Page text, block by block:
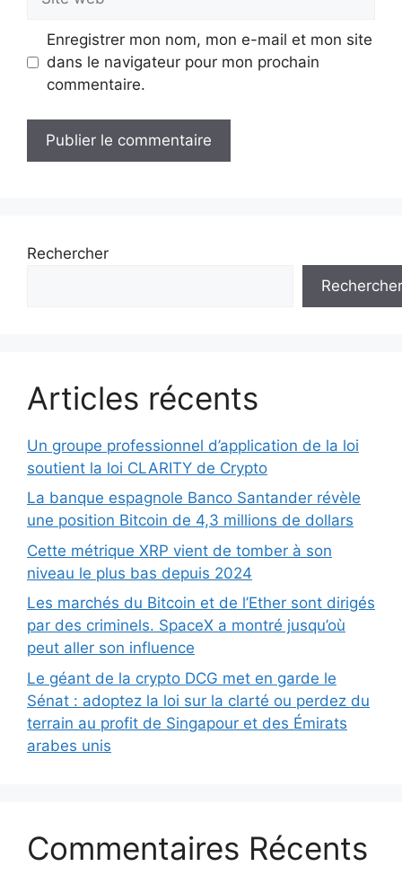
web
Enregistrer mon nom, mon e-mail et mon site
dans le navigateur pour mon prochain
commentaire.
Rechercher
Rechercher
Articles récents
Un groupe professionnel d’application de la loi
soutient la loi CLARITY de Crypto
La banque espagnole Banco Santander révèle
une position Bitcoin de 4,3 millions de dollars
Cette métrique XRP vient de tomber à son
niveau le plus bas depuis 2024
Les marchés du Bitcoin et de l’Ether sont dirigés
par des criminels. SpaceX a montré jusqu’où
peut aller son influence
Le géant de la crypto DCG met en garde le
Sénat : adoptez la loi sur la clarté ou perdez du
terrain au profit de Singapour et des Émirats
arabes unis
Commentaires Récents